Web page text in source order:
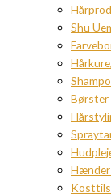
Shu
Børster